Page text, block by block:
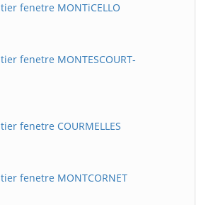
fenetre MONTiCELLO
fenetre MONTESCOURT-
fenetre COURMELLES
fenetre MONTCORNET